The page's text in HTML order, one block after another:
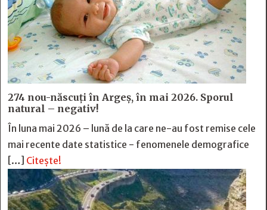
274 nou-născuți în Argeș, în mai 2026. Sporul
natural – negativ!
În luna mai 2026 – lună de la care ne-au fost remise cele
mai recente date statistice - fenomenele demografice
[…] Citește!